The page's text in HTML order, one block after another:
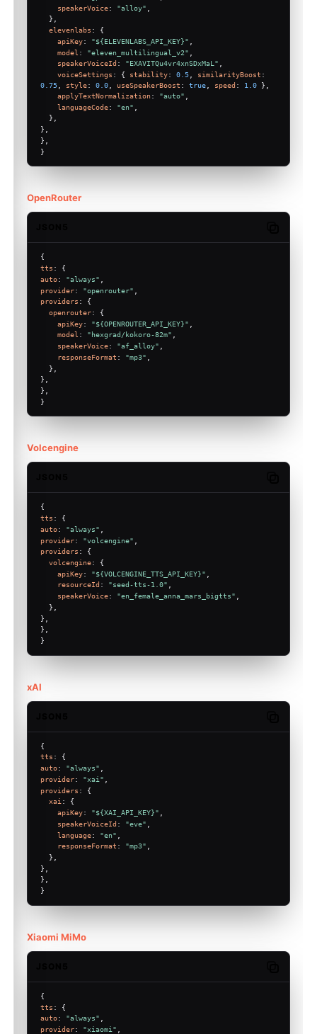
speakerVoice: "alloy"
  },
elevenlabs : {
apiKey: "${ELEVENLABS_API_KEY}"
model : "eleven_multilingual_v2"
speakerVoiceId : "EXAVITQu4vr4xnSDxMaL"
voiceSettings : { stability: 0.5 similarityBoost
0.75
style: 0.0 useSpeakerBoost : true speed : 1.0 },
applyTextNormalization: "auto"
languageCode: "en"
  },
},
},
}
OpenRouter
{
tts : {
auto: "always"
provider: "openrouter"
providers : {
openrouter: {
apiKey: "${OPENROUTER_API_KEY}"
model : "hexgrad/kokoro-82m"
speakerVoice: "af_alloy"
responseFormat : "mp3"
  },
},
},
}
Volcengine
{
tts : {
auto: "always"
provider: "volcengine"
providers : {
volcengine: {
apiKey: "${VOLCENGINE_TTS_API_KEY}"
resourceId : "seed-tts-1.0" ,
speakerVoice: "en_female_anna_mars_bigtts"
  },
},
},
}
xAI
{
tts : {
auto: "always"
provider: "xai"
providers : {
xai : {
apiKey: "${XAI_API_KEY}"
speakerVoiceId : "eve"
language: "en"
responseFormat : "mp3"
  },
},
},
}
Xiaomi MiMo
{
tts : {
auto: "always"
provider: "xiaomi"